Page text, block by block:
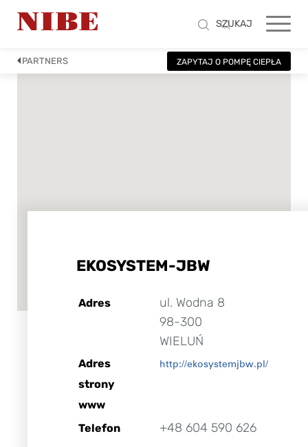
SZUKAJ
PARTNERS ZAPYTAJ O POMPĘ CIEPŁA
EKOSYSTEM-JBW
Adres
ul. Wodna 8
98-300
WIELUŃ
Adres
strony
www
http://ekosystemjbw.pl/
Telefon +48 604 590 626